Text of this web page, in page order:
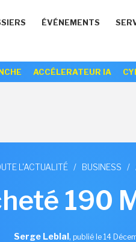
ÉVÉNEMENTS
ACCÉLERATEUR IA
L'ACTUALITÉ / BUSINESS /
190
Serge Leblal, publié le 14